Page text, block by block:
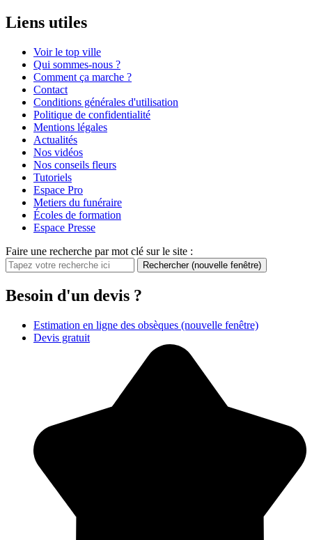
Liens utiles
Voir le top ville
Qui sommes-nous ?
Comment ça marche ?
Contact
Conditions générales d'utilisation
Politique de confidentialité
Mentions légales
Actualités
Nos vidéos
Nos conseils fleurs
Tutoriels
Espace Pro
Metiers du funéraire
Écoles de formation
Espace Presse
Faire une recherche par mot clé sur le site :
Rechercher (nouvelle fenêtre)
Besoin d'un devis ?
Estimation en ligne des obsèques (nouvelle fenêtre)
Devis gratuit